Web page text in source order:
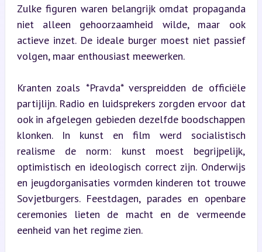
Zulke figuren waren belangrijk omdat propaganda
niet alleen gehoorzaamheid wilde, maar ook
actieve inzet. De ideale burger moest niet passief
volgen, maar enthousiast meewerken.
Kranten zoals *Pravda* verspreidden de officiële
partijlijn. Radio en luidsprekers zorgden ervoor dat
ook in afgelegen gebieden dezelfde boodschappen
klonken. In kunst en film werd socialistisch
realisme de norm: kunst moest begrijpelijk,
optimistisch en ideologisch correct zijn. Onderwijs
en jeugdorganisaties vormden kinderen tot trouwe
Sovjetburgers. Feestdagen, parades en openbare
ceremonies lieten de macht en de vermeende
eenheid van het regime zien.